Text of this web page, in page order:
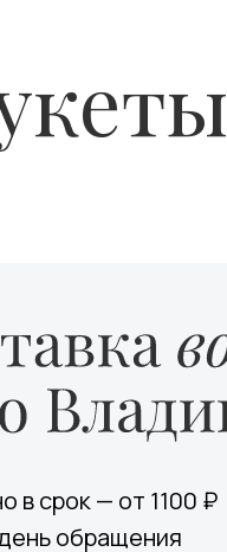
в срок — от 1100 ₽
обращения